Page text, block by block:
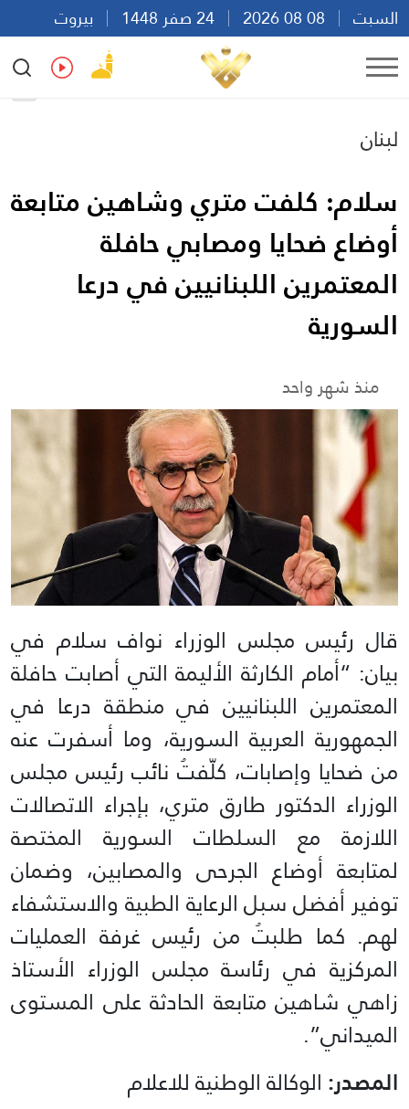
السبت
بيروت
00:30
Ar
لبنان
سلام: كلفت متري وشاهين متابعة
أوضاع ضحايا ومصابي حافلة
المعتمرين اللبنانيين في درعا
السورية
منذ شهر واحد
قال رئيس مجلس الوزراء نواف سلام في
بيان: “أمام الكارثة الأليمة التي أصابت حافلة
المعتمرين اللبنانيين في منطقة درعا في
الجمهورية العربية السورية، وما أسفرت عنه
من ضحايا وإصابات، كلّفتُ نائب رئيس مجلس
الوزراء الدكتور طارق متري، بإجراء الاتصالات
اللازمة مع السلطات السورية المختصة
لمتابعة أوضاع الجرحى والمصابين، وضمان
توفير أفضل سبل الرعاية الطبية والاستشفاء
لهم. كما طلبتُ من رئيس غرفة العمليات
المركزية في رئاسة مجلس الوزراء الأستاذ
زاهي شاهين متابعة الحادثة على المستوى
الميداني”.
المصدر: الوكالة الوطنية للاعلام